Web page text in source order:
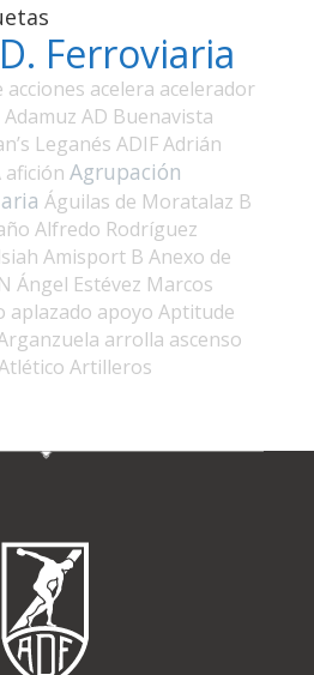
Ferroviaria
acciones acelera acelerador
Adamuz AD Buenavista
Leganés ADIFAdrián
afición Agrupación
Águilas de Moratalaz B
Alfredo Rodríguez
Amisport B Anexo de
Ángel Estévez Marcos
aplazado apoyo Aptitude
arrolla ascenso
Artilleros